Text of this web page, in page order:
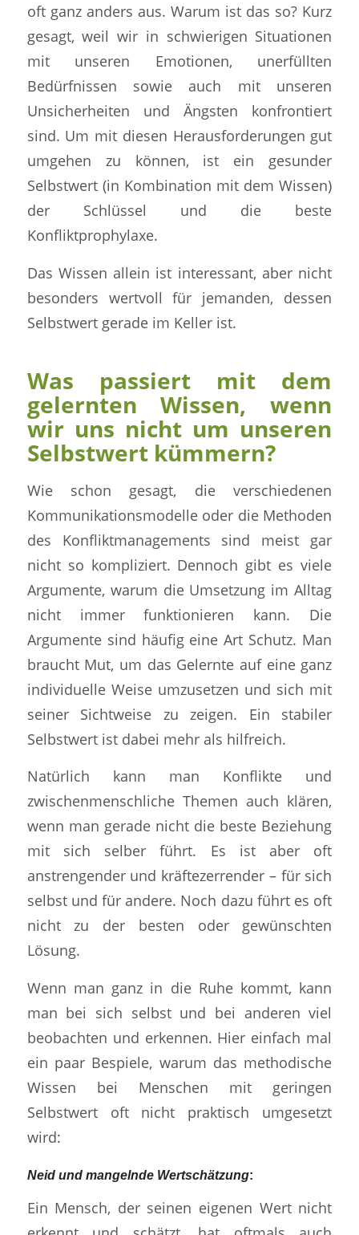
oft ganz anders aus. Warum ist das so? Kurz
gesagt, weil wir in schwierigen Situationen
mit unseren Emotionen, unerfüllten
Bedürfnissen sowie auch mit unseren
Unsicherheiten und Ängsten konfrontiert
sind. Um mit diesen Herausforderungen gut
umgehen zu können, ist ein gesunder
Selbstwert (in Kombination mit dem Wissen)
der Schlüssel und die beste
Konfliktprophylaxe.
Das Wissen allein ist interessant, aber nicht
besonders wertvoll für jemanden, dessen
Selbstwert gerade im Keller ist.
Was passiert mit dem
gelernten Wissen, wenn
wir uns nicht um unseren
Selbstwert kümmern?
Wie schon gesagt, die verschiedenen
Kommunikationsmodelle oder die Methoden
des Konfliktmanagements sind meist gar
nicht so kompliziert. Dennoch gibt es viele
Argumente, warum die Umsetzung im Alltag
nicht immer funktionieren kann. Die
Argumente sind häufig eine Art Schutz. Man
braucht Mut, um das Gelernte auf eine ganz
individuelle Weise umzusetzen und sich mit
seiner Sichtweise zu zeigen. Ein stabiler
Selbstwert ist dabei mehr als hilfreich.
Natürlich kann man Konflikte und
zwischenmenschliche Themen auch klären,
wenn man gerade nicht die beste Beziehung
mit sich selber führt. Es ist aber oft
anstrengender und kräftezerrender – für sich
selbst und für andere. Noch dazu führt es oft
nicht zu der besten oder gewünschten
Lösung.
Wenn man ganz in die Ruhe kommt, kann
man bei sich selbst und bei anderen viel
beobachten und erkennen. Hier einfach mal
ein paar Bespiele, warum das methodische
Wissen bei Menschen mit geringen
Selbstwert oft nicht praktisch umgesetzt
wird:
Neid und mangelnde Wertschätzung:
Ein Mensch, der seinen eigenen Wert nicht